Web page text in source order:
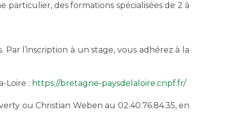
particulier, des formations spécialisées de 2 à
l’inscription à un stage, vous adhérez à la
Loire : https://bretagne-paysdelaloire.cnpf.fr/
ou Christian Weben au 02.40.76.84.35, en